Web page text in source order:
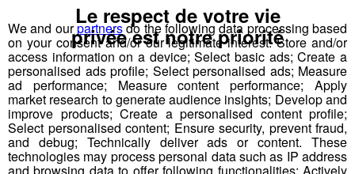
CHRIS - Le boss des Choucas
Partager sur Facebook
We and ourpartnersdo the following data processing based
on your consent and/or our legitimate interest: Store and/or
access information on a device; Select basic ads; Create a
personalised ads profile; Select personalised ads; Measure
ad performance; Measure content performance; Apply
market research to generate audience insights; Develop and
improve products; Create a personalised content profile;
Select personalised content; Ensure security, prevent fraud,
and debug; Technically deliver ads or content. These
technologies may process personal data such as IP address
Le respect de votre vie
privée est notre priorité